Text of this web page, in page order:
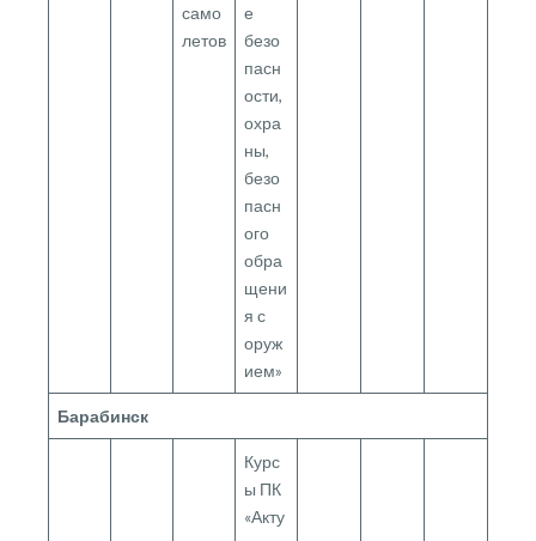
само
летов
е
безо
пасн
ости,
охра
ны,
безо
пасн
ого
обра
щени
я с
оруж
ием»
Барабинск
Курс
ы ПК
«Акту